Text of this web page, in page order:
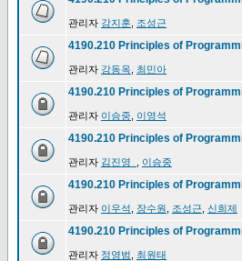
관리자 강지훈 조성근
4190.210 Principles of
관리자 강동옥 최민아
4190.210 Principles of
관리자 이승중 이영석
4190.210 Principles of
관리자 김진영_ 이승중
4190.210 Principles of
관리자 이우석 장수원 조성근 신희제
4190.210 Principles of
관리자 정영범 최원태